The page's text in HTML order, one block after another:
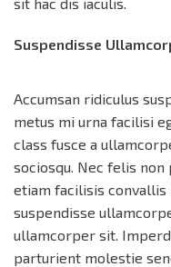
Suspendisse
Accumsan ridiculus
metus mi urna facilisi
class fusce a
sociosqu. Nec felis
etiam facilisis
suspendisse
ullamcorper sit.
parturient molestie